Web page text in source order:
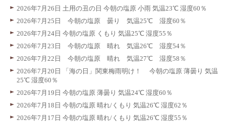
2026年7月26日 土用の丑の日 今朝の塩原 小雨 気温23℃ 湿度60％
2026年7月25日 今朝の塩原 曇り 気温25℃ 湿度60％
2026年7月24日 今朝の塩原 くもり 気温25℃ 湿度55％
2026年7月23日 今朝の塩原 晴れ 気温26℃ 湿度54％
2026年7月22日 今朝の塩原 晴れ 気温27℃ 湿度58％
2026年7月20日 「海の日」関東梅雨明け！ 今朝の塩原 薄曇り 気温
25℃ 湿度60％
2026年7月19日 今朝の塩原 薄曇り 気温24℃ 湿度60％
2026年7月18日 今朝の塩原 晴れ/くもり 気温26℃ 湿度62％
2026年7月17日 今朝の塩原 晴れ/くもり 気温26℃ 湿度55％